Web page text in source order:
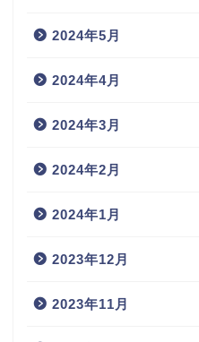
2024年5月
2024年4月
2024年3月
2024年2月
2024年1月
2023年12月
2023年11月